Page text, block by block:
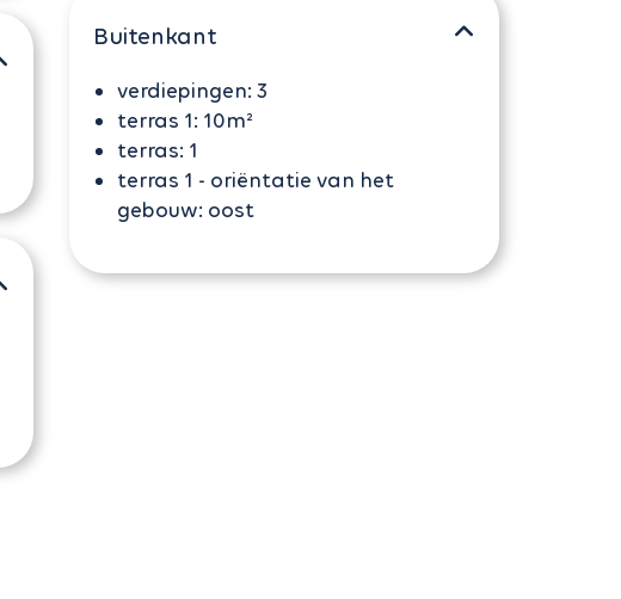
Buitenkant
verdiepingen: 3
terras 1: 10m²
terras: 1
terras 1 - oriëntatie van het
gebouw: oost